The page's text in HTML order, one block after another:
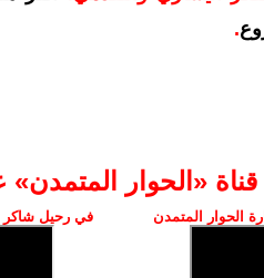
.
‫«الحوار المتمدن»
الحوار المتمدن في رحيل شاكر